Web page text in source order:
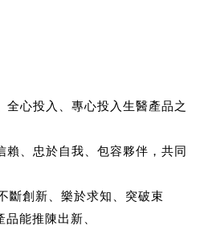
全心投入、專心投入生醫產品之
賴、忠於自我、包容夥伴，共同
斷創新、樂於求知、突破束
能推陳出新、